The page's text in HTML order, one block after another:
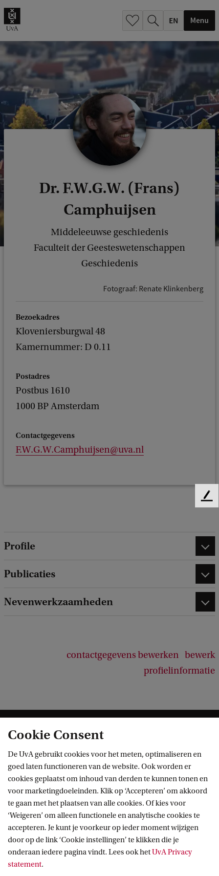
Menu
Dr. F.W.G.W. (Frans)
Camphuijsen
Middeleeuwse geschiedenis
Faculteit der Geesteswetenschappen
Geschiedenis
Fotograaf: Renate Klinkenberg
Bezoekadres
Kloveniersburgwal 48
Kamernummer: D 0.11
Postadres
Postbus 1610
1000 BP Amsterdam
Contactgegevens
F.W.G.W.Camphuijsen@uva.nl
Profile
Publicaties
Nevenwerkzaamheden
contactgegevens bewerken bewerk
profielinformatie
Informatie voor
Bachelorstudiekiezers
Masterstudiekiezers
UvA-studenten
Medewerkers
Journalisten
Direct naar
Webmail
Bibliotheek
Vacatures
Contact
Cookie Consent
De UvA gebruikt cookies voor het meten, optimaliseren en
goed laten functioneren van de website. Ook worden er
cookies geplaatst om inhoud van derden te kunnen tonen en
voor marketingdoeleinden. Klik op ‘Accepteren’ om akkoord
te gaan met het plaatsen van alle cookies. Of kies voor
‘Weigeren’ om alleen functionele en analytische cookies te
accepteren. Je kunt je voorkeur op ieder moment wijzigen
door op de link ‘Cookie instellingen’ te klikken die je
onderaan iedere pagina vindt. Lees ook hetUvA Privacy
statement.
F
b
a
c
k